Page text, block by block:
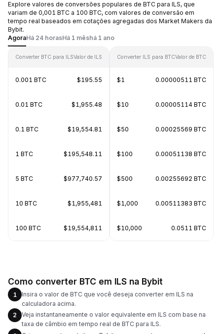
Explore valores de conversões populares de BTC para ILS, que
variam de 0,001 BTC a 100 BTC, com valores de conversão em
tempo real baseados em cotações agregadas dos Market Makers da
Bybit.
AgoraHá 24 horasHá 1 mêshá 1 ano
Converter BTC para ILSValor de ILS
0.001 BTC $195.55
0.01 BTC $1,955.48
0.1 BTC $19,554.81
1 BTC $195,548.11
5 BTC $977,740.57
10 BTC $1,955,481
100 BTC $19,554,811
Converter ILS para BTCValor de BTC
$1 0.00000511 BTC
$10 0.00005114 BTC
$50 0.00025569 BTC
$100 0.00051138 BTC
$500 0.00255692 BTC
$1,000 0.00511383 BTC
$10,000 0.0511 BTC
Como converter BTC em ILS na Bybit
1
Insira o valor de BTC que você deseja converter em ILS na
calculadora acima.
2
Veja instantaneamente o valor equivalente em ILS com base na
taxa de câmbio em tempo real de BTC para ILS.